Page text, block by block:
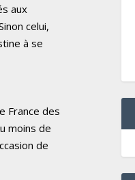
aux
celui,
à se
France des
moins de
de